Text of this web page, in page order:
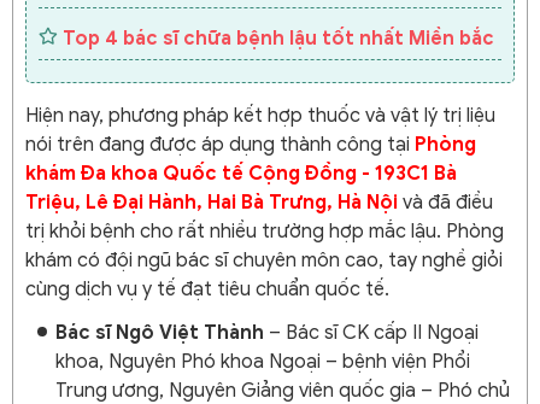
Top 4 bác sĩ chữa bệnh lậu tốt nhất Miền bắc
Hiện nay, phương pháp kết hợp thuốc và vật lý trị liệu
nói trên đang được áp dụng thành công tại Phòng
khám Đa khoa Quốc tế Cộng Đồng - 193C1 Bà
Triệu, Lê Đại Hành, Hai Bà Trưng, Hà Nội và đã điều
trị khỏi bệnh cho rất nhiều trường hợp mắc lậu. Phòng
khám có đội ngũ bác sĩ chuyên môn cao, tay nghề giỏi
cùng dịch vụ y tế đạt tiêu chuẩn quốc tế.
Bác sĩ Ngô Việt Thành – Bác sĩ CK cấp II Ngoại
khoa, Nguyên Phó khoa Ngoại – bệnh viện Phổi
Trung ương, Nguyên Giảng viên quốc gia – Phó chủ